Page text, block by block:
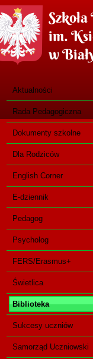
im.
w
Aktualności
Rada Pedagogiczna
Dokumenty szkolne
Dla Rodziców
English Corner
E-dziennik
Pedagog
Psycholog
FERS/Erasmus+
Świetlica
Biblioteka
Sukcesy uczniów
Samorząd Uczniowski